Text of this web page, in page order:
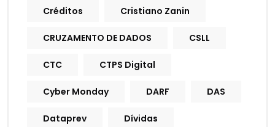
Créditos Cristiano Zanin
CRUZAMENTO DE DADOS CSLL
CTC CTPS Digital
Cyber Monday DARF DAS
Dataprev Dívidas